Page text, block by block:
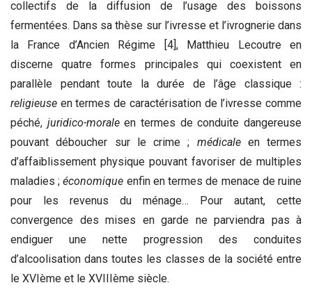
collectifs de la diffusion de l’usage des boissons
fermentées. Dans sa thèse sur l’ivresse et l’ivrognerie dans
la France d’Ancien Régime [4], Matthieu Lecoutre en
discerne quatre formes principales qui coexistent en
parallèle pendant toute la durée de l’âge classique :
religieuse en termes de caractérisation de l’ivresse comme
péché, juridico-moraleen termes de conduite dangereuse
pouvant déboucher sur le crime ; médicaleen termes
d’affaiblissement physique pouvant favoriser de multiples
maladies ; économique enfin en termes de menace de ruine
pour les revenus du ménage… Pour autant, cette
convergence des mises en garde ne parviendra pas à
endiguer une nette progression des conduites
d’alcoolisation dans toutes les classes de la société entre
le XVIème et le XVIIIème siècle.